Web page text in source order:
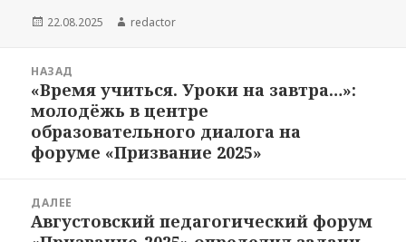
Опубликовано
22.08.2025 Автор
redactor
записям
НАЗАД
Предыдущая
запись:
«Время учиться. Уроки на завтра…»:
молодёжь в центре
образовательного диалога на
форуме «Призвание 2025»
ДАЛЕЕ
Следующая
Августовский педагогический форум